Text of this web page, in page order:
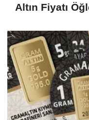
Altın Fiyatı